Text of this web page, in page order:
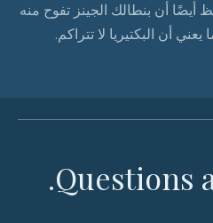
أيضًا أن بنطالك الجينز تفوح منه
أن البكتيريا لا تتراكم.
Questions